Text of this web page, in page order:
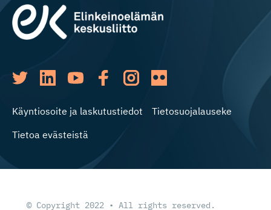
Käyntiosoite ja laskutustiedot
Tietosuojalauseke
Tietoa evästeistä
© Copyright 2022 • All rights reserved.